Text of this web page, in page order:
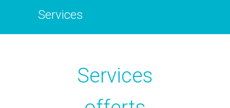
Services
Services